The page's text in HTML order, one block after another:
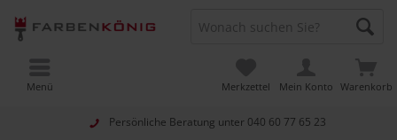
Persönliche Beratung unter 040 60 77 65 23
Warenkorb
Merkzettel Mein Konto
Menü